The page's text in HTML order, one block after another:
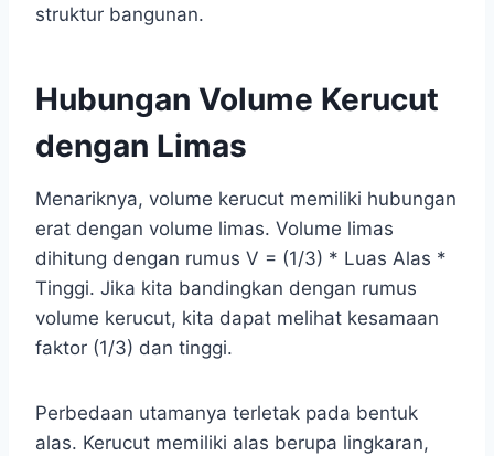
struktur bangunan.
Hubungan Volume Kerucut
dengan Limas
Menariknya, volume kerucut memiliki hubungan
erat dengan volume limas. Volume limas
dihitung dengan rumus V = (1/3) * Luas Alas *
Tinggi. Jika kita bandingkan dengan rumus
volume kerucut, kita dapat melihat kesamaan
faktor (1/3) dan tinggi.
Perbedaan utamanya terletak pada bentuk
alas. Kerucut memiliki alas berupa lingkaran,